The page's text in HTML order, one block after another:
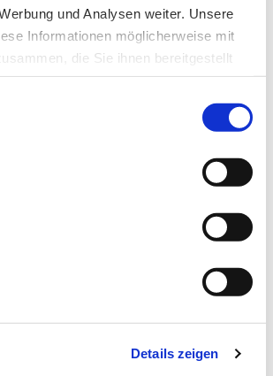
und Analysen weiter. Unsere
Informationen möglicherweise mit
die Sie ihnen bereitgestellt
im Rahmen Ihrer Nutzung der Dienste
Details zeigen
Metallopeptid zerstört
von neuen Antikrebsmitteln gilt die
malignen Mitochondrien…